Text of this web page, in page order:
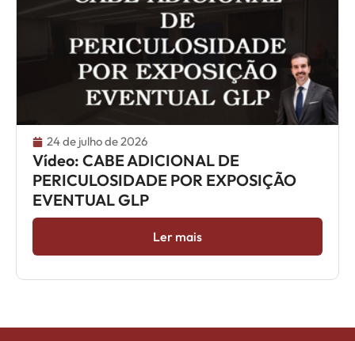
24 de julho de 2026
Vídeo: CABE ADICIONAL DE
PERICULOSIDADE POR EXPOSIÇÃO
EVENTUAL GLP
Ler mais